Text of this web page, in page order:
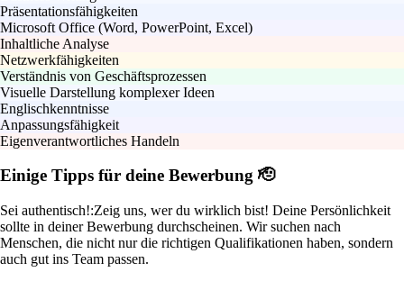
Präsentationsfähigkeiten
Microsoft Office (Word, PowerPoint, Excel)
Inhaltliche Analyse
Netzwerkfähigkeiten
Verständnis von Geschäftsprozessen
Visuelle Darstellung komplexer Ideen
Englischkenntnisse
Anpassungsfähigkeit
Eigenverantwortliches Handeln
Einige Tipps für deine Bewerbung 🫡
Sei authentisch!:Zeig uns, wer du wirklich bist! Deine Persönlichkeit
sollte in deiner Bewerbung durchscheinen. Wir suchen nach
Menschen, die nicht nur die richtigen Qualifikationen haben, sondern
auch gut ins Team passen.